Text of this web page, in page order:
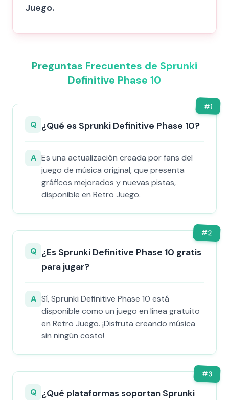
Juego.
Preguntas Frecuentes de Sprunki
Definitive Phase 10
#1
Q ¿Qué es Sprunki Definitive Phase 10?
A Es una actualización creada por fans del
juego de música original, que presenta
gráficos mejorados y nuevas pistas,
disponible en Retro Juego.
#2
Q ¿Es Sprunki Definitive Phase 10 gratis
para jugar?
A Sí, Sprunki Definitive Phase 10 está
disponible como un juego en línea gratuito
en Retro Juego. ¡Disfruta creando música
sin ningún costo!
#3
Q ¿Qué plataformas soportan Sprunki